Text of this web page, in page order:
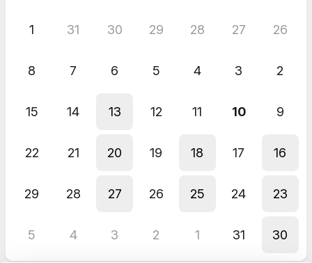
26
27
28
29
30
31
1
2
3
4
5
6
7
8
9
10
11
12
13
14
15
16
17
18
19
20
21
22
23
24
25
26
27
28
29
30
31
1
2
3
4
5